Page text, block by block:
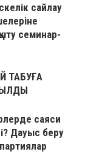
сайлау
семинар-
ТАБУҒА
саяси
Дауыс беру